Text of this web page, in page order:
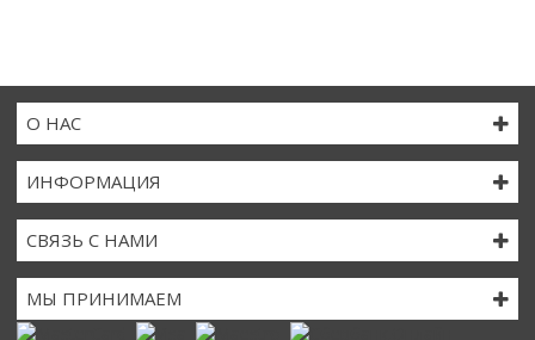
О НАС
ИНФОРМАЦИЯ
СВЯЗЬ С НАМИ
МЫ ПРИНИМАЕМ